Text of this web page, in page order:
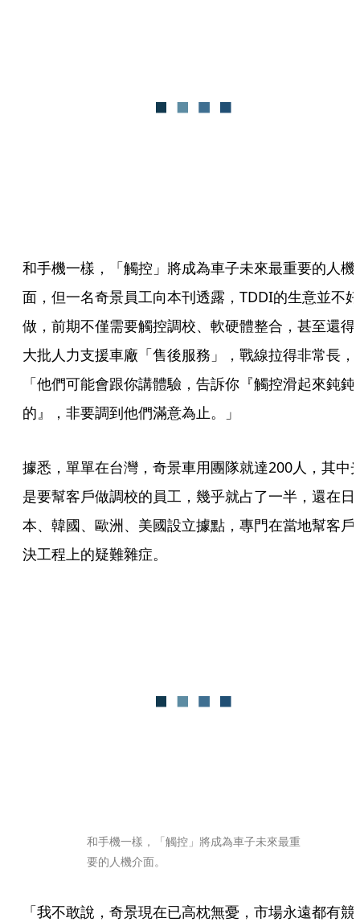
和手機一樣，「觸控」將成為車子未來最重要的人機
面，但一名奇景員工向本刊透露，TDDI的生意並不好
做，前期不僅需要觸控調校、軟硬體整合，甚至還得
大批人力支援車廠「售後服務」，戰線拉得非常長，
「他們可能會跟你講體驗，告訴你『觸控滑起來鈍鈍
的』，非要調到他們滿意為止。」
據悉，單單在台灣，奇景車用團隊就達200人，其中
是要幫客戶做調校的員工，幾乎就占了一半，還在日
本、韓國、歐洲、美國設立據點，專門在當地幫客戶
決工程上的疑難雜症。
和手機一樣，「觸控」將成為車子未來最重
要的人機介面。
「我不敢說，奇景現在已高枕無憂，市場永遠都有競